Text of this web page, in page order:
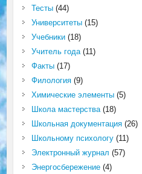
Тесты(44)
Университеты(15)
Учебники(18)
Учитель года(11)
Факты(17)
Филология(9)
Химические элементы(5)
Школа мастерства(18)
Школьная документация(26)
Школьному психологу(11)
Электронный журнал (57)
Энергосбережение(4)